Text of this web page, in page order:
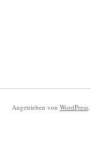
Angetrieben von WordPress